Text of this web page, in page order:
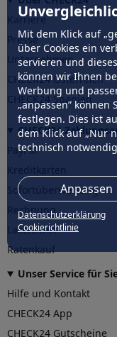
Mit dem Klick auf
über Cookies ein
servieren und
können wir Ihnen
Werbung und
„anpassen”
festlegen. Dies ist
dem Klick auf „Nur
technisch
Anpassen
Datenschutzerklärung
Cookierichtlinie
Karriere
Presse
Unternehmen
CHECK24 Österreich
CHECK24 Spanien
CHECK24
PayPal
Sofortüberweisung
Rechnung
Lastschrift
Ratenkauf
Unser Service für
Hilfe und Kontakt
CHECK24 App
CHECK24 Gutscheine